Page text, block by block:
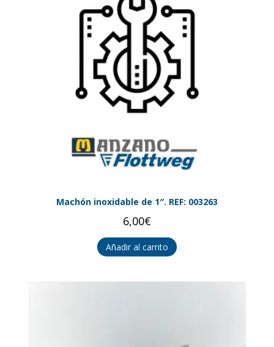
Machón inoxidable de 1″. REF: 003263
6,00€
Añadir al carrito